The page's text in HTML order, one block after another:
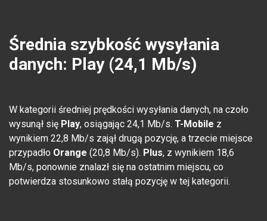
Średnia szybkość wysyłania
danych: Play (24,1 Mb/s)
W kategorii średniej prędkości wysyłania danych, na czoło
wysunął się Play, osiągając 24,1 Mb/s. T-Mobile z
wynikiem 22,8 Mb/s zajął drugą pozycję, a trzecie miejsce
przypadło Orange (20,8 Mb/s). Plus, z wynikiem 18,6
Mb/s, ponownie znalazł się na ostatnim miejscu, co
potwierdza stosunkowo stałą pozycję w tej kategorii.